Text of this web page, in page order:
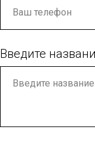
Введите